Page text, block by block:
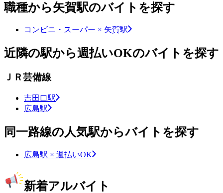
職種から矢賀駅のバイトを探す
コンビニ・スーパー × 矢賀駅
近隣の駅から週払いOKのバイトを探す
ＪＲ芸備線
吉田口駅
広島駅
同一路線の人気駅からバイトを探す
広島駅 × 週払いOK
新着アルバイト